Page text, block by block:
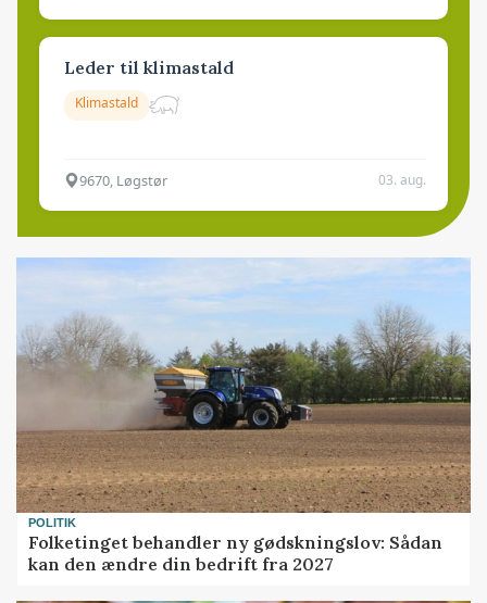
Leder til klimastald
Klimastald
9670, Løgstør 03. aug.
POLITIK
Folketinget behandler ny gødskningslov: Sådan
kan den ændre din bedrift fra 2027